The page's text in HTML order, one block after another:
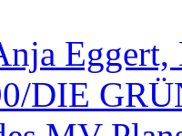
DIE